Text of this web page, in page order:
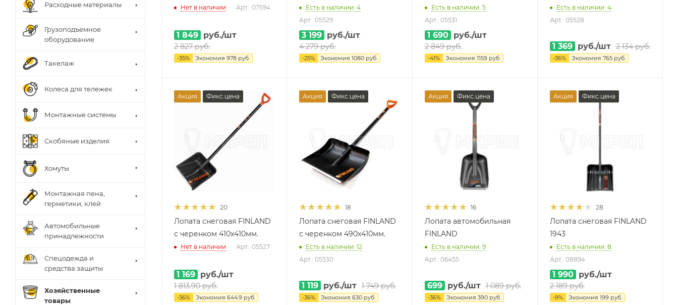
Нет в наличии Арт.: 07594
1 849 руб./шт
2 827руб.
-35% Экономия 978 руб.
Есть в наличии: 4
Арт.: 05529
3 199 руб./шт
4 279руб.
-25% Экономия1080 руб.
Есть в наличии: 5
Арт.: 05531
1 690 руб./шт
2 849руб.
-41% Экономия 1159 руб.
Есть в наличии: 4
Арт.: 05528
1 369 руб./шт 2 134руб.
-36% Экономия 765руб.
Акция Фикс.цена
20
Лопата снеговая FINLAND
с черенком 410х410мм.
Нет в наличии Арт.: 05527
1 169 руб./шт
1 813.90руб.
-36% Экономия 644.9 руб.
Акция Фикс.цена
18
Лопата снеговая FINLAND
с черенком 490х410мм.
Есть в наличии: 12
Арт.: 05530
1 119 руб./шт 1 749руб.
-36% Экономия630 руб.
Акция Фикс.цена
16
Лопата автомобильная
FINLAND
Есть в наличии: 9
Арт.: 06455
699 руб./шт 1 089руб.
-36% Экономия 390руб.
Акция Фикс.цена
28
Лопата снеговая FINLAND
1943
Есть в наличии: 8
Арт.: 08894
1 990 руб./шт
2 189руб.
-9% Экономия 199 руб.
Расходные материалы
Грузоподъемное
оборудование
Такелаж
Колеса для тележек
Монтажные системы
Скобяные изделия
Хомуты
Монтажная пена,
герметики, клей
Автомобильные
принадлежности
Спецодежда и
средства защиты
Хозяйственные
товары